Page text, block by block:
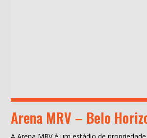
Arena MRV – Belo